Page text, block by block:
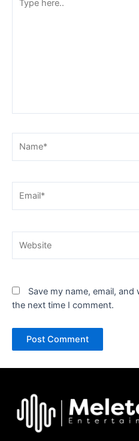
here..
Save my name, email,
the next time I comment.